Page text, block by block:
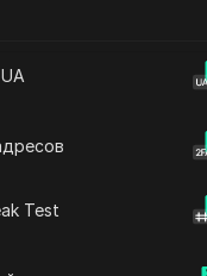
Test
Задать
Задайте
Открыть
Задайте